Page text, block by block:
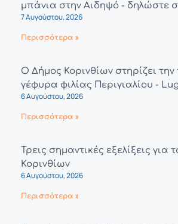
μπάνια στην Αιδηψό - δηλώστε
7 Αυγούστου, 2026
Περισσότερα »
Ο Δήμος Κορινθίων στηρίζει την
γέφυρα φιλίας Περιγιαλίου -
6 Αυγούστου, 2026
Περισσότερα »
Τρεις σημαντικές εξελίξεις για
Κορινθίων
6 Αυγούστου, 2026
Περισσότερα »